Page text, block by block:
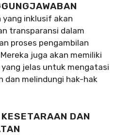
yang inklusif akan
transparansi dalam
proses pengambilan
juga akan memiliki
jelas untuk mengatasi
dan melindungi hak-hak
DAN